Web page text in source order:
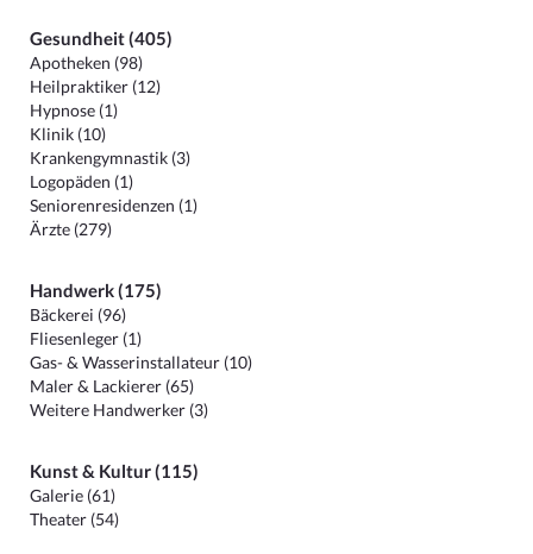
Gesundheit (405)
Apotheken (98)
Heilpraktiker (12)
Hypnose (1)
Klinik (10)
Krankengymnastik (3)
Logopäden (1)
Seniorenresidenzen (1)
Ärzte (279)
Handwerk (175)
Bäckerei (96)
Fliesenleger (1)
Gas- & Wasserinstallateur (10)
Maler & Lackierer (65)
Weitere Handwerker (3)
Kunst & Kultur (115)
Galerie (61)
Theater (54)